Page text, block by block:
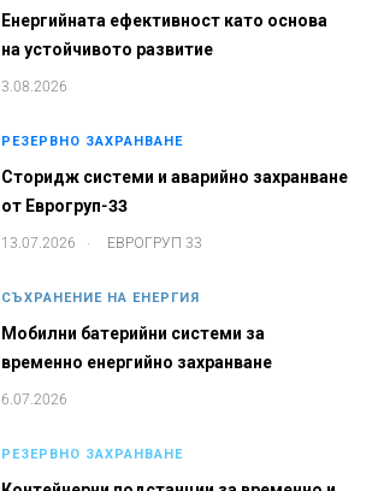
Енергийната ефективност като основа
на устойчивото развитие
3.08.2026
РЕЗЕРВНО ЗАХРАНВАНЕ
Сторидж системи и аварийно захранване
от Еврогруп-33
13.07.2026 . ЕВРОГРУП 33
СЪХРАНЕНИЕ НА ЕНЕРГИЯ
Мобилни батерийни системи за
временно енергийно захранване
6.07.2026
РЕЗЕРВНО ЗАХРАНВАНЕ